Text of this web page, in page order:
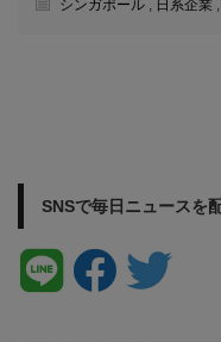
シンガポール 日系企業
SNSで毎日ニュースを